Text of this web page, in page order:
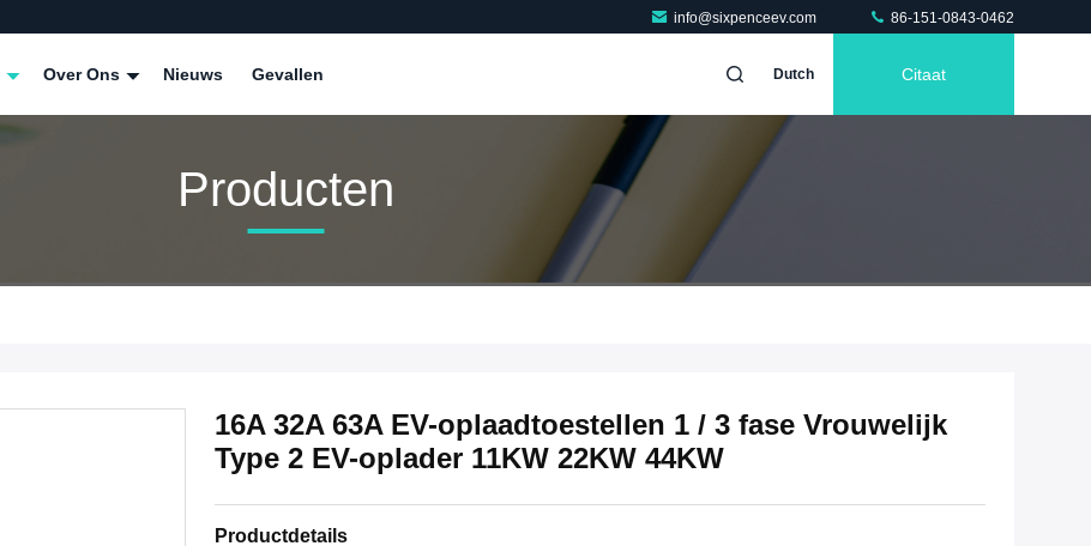
info@sixpenceev.com 86-151-0843-0462
Over Ons Nieuws Gevallen Dutch Citaat
Producten
16A 32A 63A EV-oplaadtoestellen 1 / 3 fase Vrouwelijk
Type 2 EV-oplader 11KW 22KW 44KW
Productdetails